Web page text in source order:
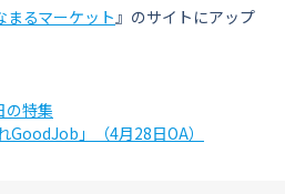
まるマーケット』のサイトにアップ
の特集
GoodJob」（4月28日OA）